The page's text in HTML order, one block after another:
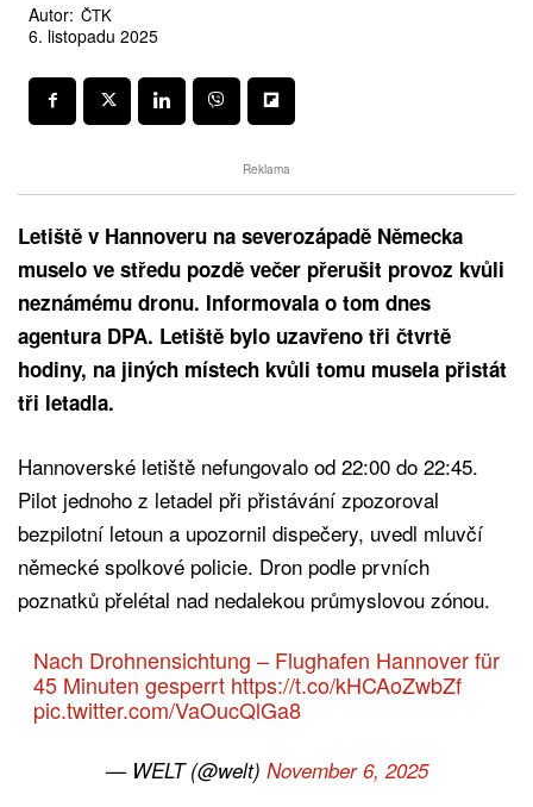
Autor: ČTK
6. listopadu 2025
Reklama
Letiště v Hannoveru na severozápadě Německa
muselo ve středu pozdě večer přerušit provoz kvůli
neznámému dronu. Informovala o tom dnes
agentura DPA. Letiště bylo uzavřeno tři čtvrtě
hodiny, na jiných místech kvůli tomu musela přistát
tři letadla.
Hannoverské letiště nefungovalo od 22:00 do 22:45.
Pilot jednoho z letadel při přistávání zpozoroval
bezpilotní letoun a upozornil dispečery, uvedl mluvčí
německé spolkové policie. Dron podle prvních
poznatků přelétal nad nedalekou průmyslovou zónou.
Nach Drohnensichtung – Flughafen Hannover für
45 Minuten gesperrt https://t.co/kHCAoZwbZf
pic.twitter.com/VaOucQlGa8
— WELT (@welt) November 6, 2025